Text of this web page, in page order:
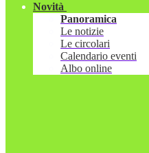
Novità
Panoramica
Le notizie
Le circolari
Calendario eventi
Albo online